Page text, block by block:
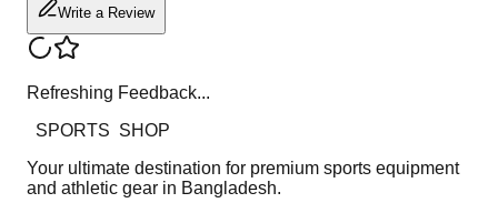
Write a Review
Refreshing Feedback...
SPORTS SHOP
Your ultimate destination for premium sports equipment
and athletic gear in Bangladesh.